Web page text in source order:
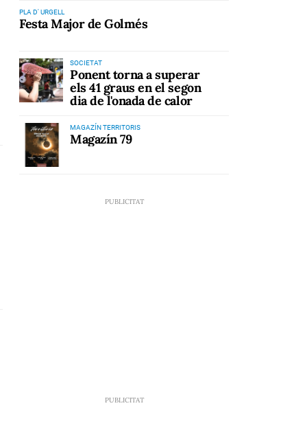
PLA D' URGELL
Festa Major de Golmés
SOCIETAT
Ponent torna a superar
els 41 graus en el segon
dia de l'onada de calor
MAGAZÍN TERRITORIS
Magazín 79